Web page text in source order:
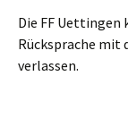
Die FF
Rücksprache mit
verlassen.